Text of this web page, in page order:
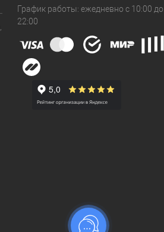
График работы: ежедневно с 10:00 до
22:00